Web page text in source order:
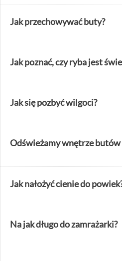
Jak przechowywać buty?
Jak poznać, czy ryba jest
Jak się pozbyć wilgoci?
Odświeżamy wnętrze butów
Jak nałożyć cienie do
Na jak długo do zamrażarki?